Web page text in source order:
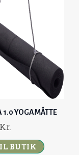
1.0 YOGAMÅTTE
Kr.
BUTIK